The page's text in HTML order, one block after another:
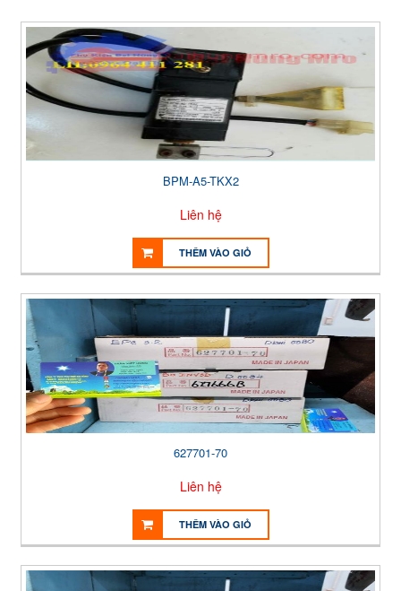
BPM-A5-TKX2
Liên hệ
THÊM VÀO GIỎ
627701-70
Liên hệ
THÊM VÀO GIỎ